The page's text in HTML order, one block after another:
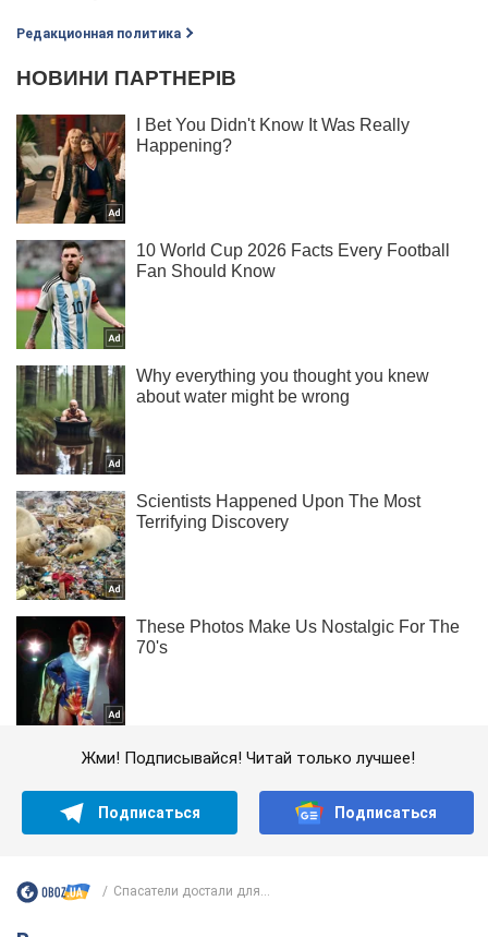
Редакционная политика
Жми! Подписывайся! Читай только лучшее!
Подписаться Подписаться
Спасатели достали для...